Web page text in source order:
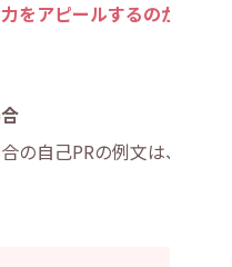
をアピールするのがおす
の自己PRの例文は、以